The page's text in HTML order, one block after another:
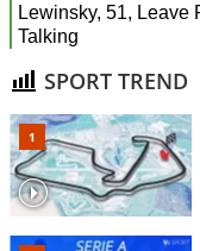
SPORT TREND